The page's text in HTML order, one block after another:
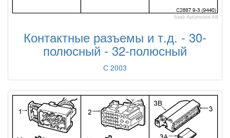
Контактные разъемы и т.д. - 30-
полюсный - 32-полюсный
С 2003